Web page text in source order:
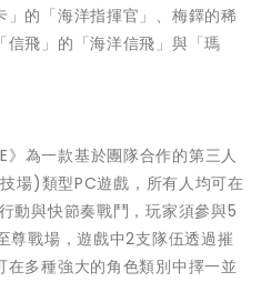
」的「海洋指揮官」、梅鐸的稀
飛」的「海洋信飛」與「瑪
》為一款基於團隊合作的第三人
場)類型PC遊戲，所有人均可在
動與快節奏戰鬥，玩家須參與5
尊戰場，遊戲中2支隊伍透過摧
多種強大的角色類別中擇一並